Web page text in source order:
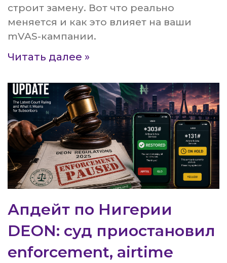
строит замену. Вот что реально
меняется и как это влияет на ваши
mVAS-кампании.
Читать далее »
Апдейт по Нигерии
DEON: суд приостановил
enforcement, airtime